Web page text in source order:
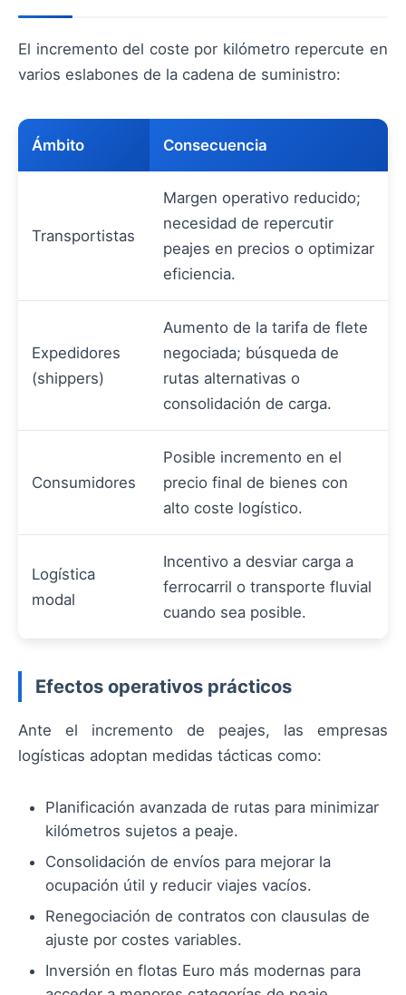
El incremento del coste por kilómetro repercute en
varios eslabones de la cadena de suministro:
Ámbito Consecuencia
Transportistas
Margen operativo reducido;
necesidad de repercutir
peajes en precios o optimizar
eficiencia.
Expedidores
(shippers)
Aumento de la tarifa de flete
negociada; búsqueda de
rutas alternativas o
consolidación de carga.
Consumidores
Posible incremento en el
precio final de bienes con
alto coste logístico.
Logística
modal
Incentivo a desviar carga a
ferrocarril o transporte fluvial
cuando sea posible.
Efectos operativos prácticos
Ante el incremento de peajes, las empresas
logísticas adoptan medidas tácticas como:
Planificación avanzada de rutas para minimizar
kilómetros sujetos a peaje.
Consolidación de envíos para mejorar la
ocupación útil y reducir viajes vacíos.
Renegociación de contratos con clausulas de
ajuste por costes variables.
Inversión en flotas Euro más modernas para